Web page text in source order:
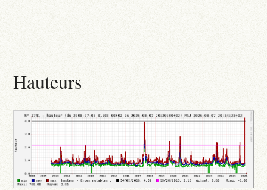
Hauteurs